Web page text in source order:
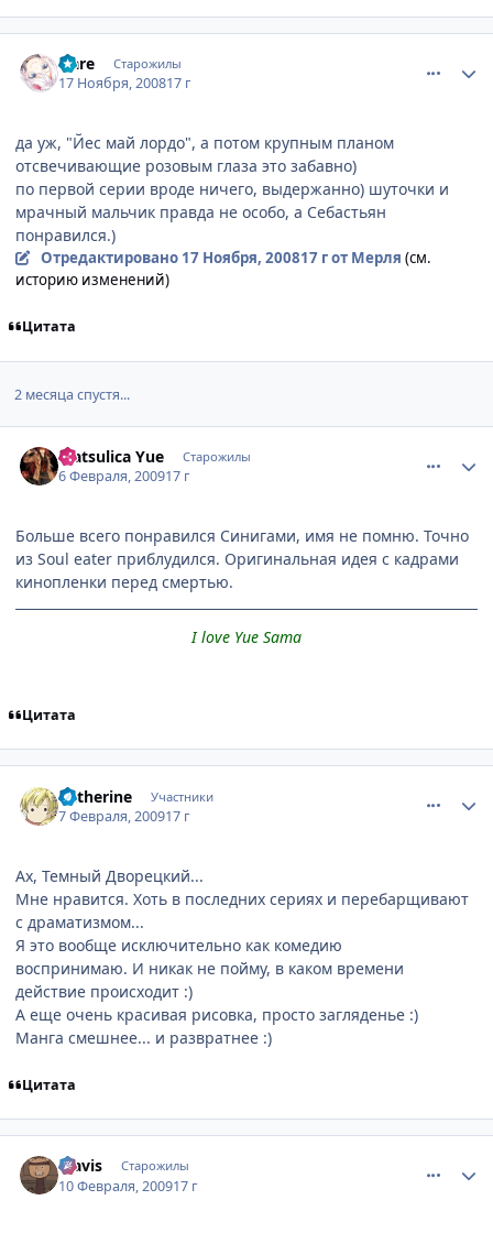
Hare Старожилы
17 Ноября, 200817 г
да уж, "Йес май лордо", а потом крупным планом
отсвечивающие розовым глаза это забавно)
по первой серии вроде ничего, выдержанно) шуточки и
мрачный мальчик правда не особо, а Себастьян
понравился.)
Отредактировано 17 Ноября, 200817 гот Мерля (см.
историю изменений)
Цитата
2 месяца спустя...
Matsulica Yue Старожилы
6 Февраля, 200917 г
Больше всего понравился Синигами, имя не помню. Точно
из Soul eater приблудился. Оригинальная идея с кадрами
кинопленки перед смертью.
I love Yue Sama
Цитата
Katherine Участники
7 Февраля, 200917 г
Ах, Темный Дворецкий...
Мне нравится. Хоть в последних сериях и перебарщивают
с драматизмом...
Я это вообще исключительно как комедию
воспринимаю. И никак не пойму, в каком времени
действие происходит :)
А еще очень красивая рисовка, просто загляденье :)
Манга смешнее... и развратнее :)
Цитата
klavis Старожилы
10 Февраля, 200917 г